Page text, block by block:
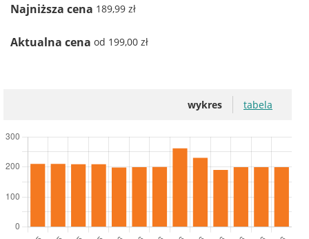
Najniższa cena 189,99 zł
Aktualna cena od 199,00 zł
wykres tabela